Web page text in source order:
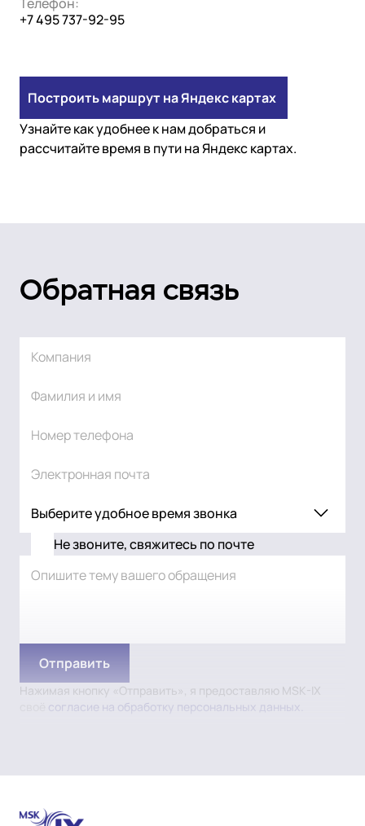
+7 495 737-92-95
Построить маршрут на Яндекс картах
Узнайте как удобнее к нам добраться и
рассчитайте время в пути на Яндекс картах.
Обратная связь
Выберите удобное время звонка
Не звоните, свяжитесь по почте
Нажимая кнопку «Отправить», я предоставляю MSK-IX
согласие на обработку персональных данных.